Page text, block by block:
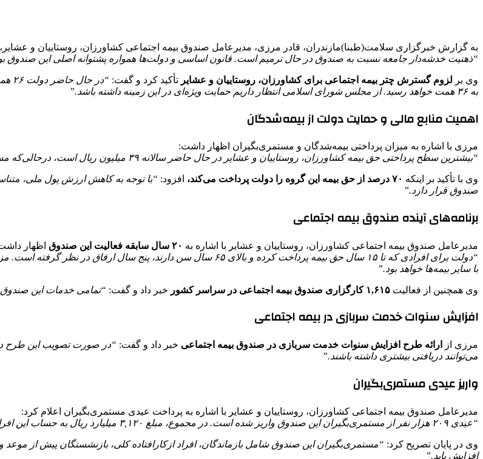
به گزارش خبرگزاری سلامت(طبنا)مازندران، قادر مرزی، مدیرعامل صندوق بیمه اجتماعی کشاورزان، روستاییان و
“ذهنیت خدشه‌دار جامعه نسبت به صندوق در حال ترمیم است. قانون اساسی و دولت‌ها همواره پشتوانه اصلی این صندوق
وی بر لزوم گسترش چتر بیمه اجتماعی برای کشاورزان، روستاییان و عشایر تأکید کرد و گفت:
به ۳۶ همت خواهد رسید. از مجلس شورای اسلامی انتظار داریم حمایت ویژه‌ای در این زمینه داشته باشد.”
اهمیت منابع مالی و حمایت دولت از بیمه‌شدگان
مرزی با اشاره به میزان پرداختی بیمه‌شدگان و مستمری‌بگیران اظهار داشت:
“بیشترین سطح پرداختی حق بیمه کشاورزان، روستاییان و عشایر در حال حاضر سالانه ۳۹ میلیون ریال است، درحالی‌که مستمری‌بگیران با ۱۵ سال سابقه، ماهانه ۴۳ میلیون ریال حقوق دریافت می‌کنند.”
وی با تأکید بر اینکه ۷۰ درصد از حق بیمه این گروه را دولت پرداخت می‌کند، افزود: “با توجه به کاهش ارزش پول ملی،
صندوق قرار دارد.”
برنامه‌های آینده صندوق بیمه اجتماعی
مدیرعامل صندوق بیمه اجتماعی کشاورزان، روستاییان و عشایر با اشاره به ۲۰ سال سابقه فعالیت این صندوق
اظهار
با سایر بیمه‌ها خواهد بود.”
وی همچنین از فعالیت ۱,۶۱۵ کارگزاری صندوق بیمه اجتماعی در سراسر کشور خبر داد و گفت: “تمامی خدمات این
افزایش سنوات خدمت سربازی در بیمه اجتماعی
مرزی از ارائه طرح افزایش سنوات خدمت سربازی در صندوق بیمه اجتماعی خبر داد و گفت:
می‌توانند دریافتی بیشتری داشته باشند.”
واریز عیدی مستمری‌بگیران
مدیرعامل صندوق بیمه اجتماعی کشاورزان، روستاییان و عشایر با اشاره به پرداخت عیدی مستمری‌بگیران اعلام کرد:
“عیدی ۲۰۹ هزار نفر از مستمری‌بگیران این صندوق واریز شده است. در مجموع، مبلغ ۳,۱۲۰ میلیارد ریال به حساب این افراد پرداخت شد.”
وی در پایان تصریح کرد: “مستمری‌بگیران این صندوق شامل بازماندگان، افراد ازکارافتاده کلی، بازنشستگان پیش از
افزایش یابد.”